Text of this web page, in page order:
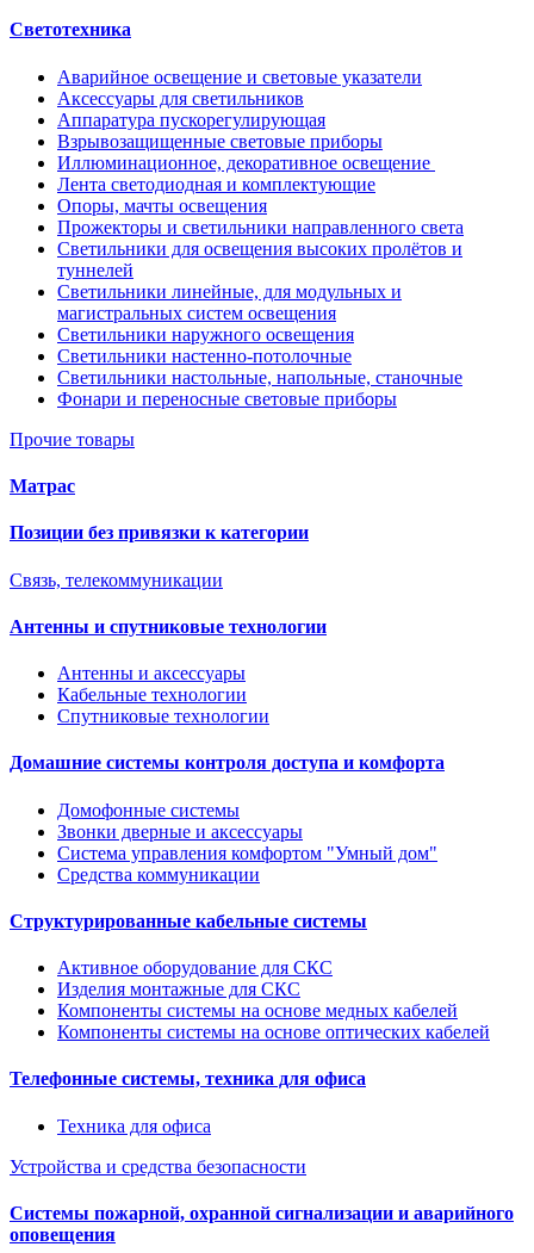
Светотехника
Аварийное освещение и световые указатели
Аксессуары для светильников
Аппаратура пускорегулирующая
Взрывозащищенные световые приборы
Иллюминационное, декоративное освещение
Лента светодиодная и комплектующие
Опоры, мачты освещения
Прожекторы и светильники направленного света
Светильники для освещения высоких пролётов и
туннелей
Светильники линейные, для модульных и
магистральных систем освещения
Светильники наружного освещения
Светильники настенно-потолочные
Светильники настольные, напольные, станочные
Фонари и переносные световые приборы
Прочие товары
Матрас
Позиции без привязки к категории
Связь, телекоммуникации
Антенны и спутниковые технологии
Антенны и аксессуары
Кабельные технологии
Спутниковые технологии
Домашние системы контроля доступа и комфорта
Домофонные системы
Звонки дверные и аксессуары
Система управления комфортом "Умный дом"
Средства коммуникации
Структурированные кабельные системы
Активное оборудование для СКС
Изделия монтажные для СКС
Компоненты системы на основе медных кабелей
Компоненты системы на основе оптических кабелей
Телефонные системы, техника для офиса
Техника для офиса
Устройства и средства безопасности
Системы пожарной, охранной сигнализации и аварийного
оповещения